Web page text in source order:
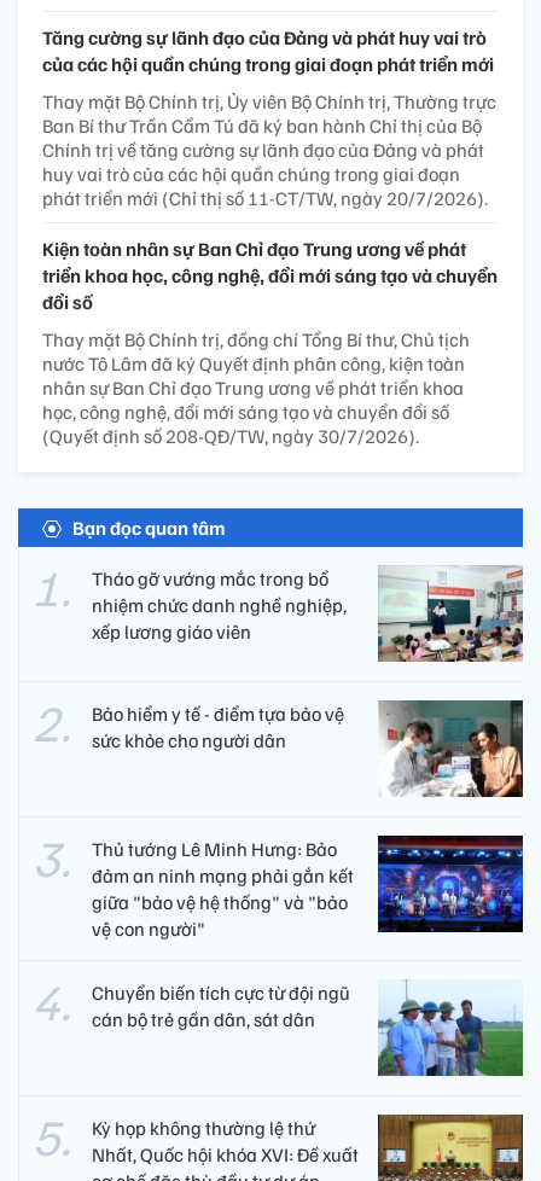
Tăng cường sự lãnh đạo của Đảng và phát huy vai trò
của các hội quần chúng trong giai đoạn phát triển mới
Thay mặt Bộ Chính trị, Ủy viên Bộ Chính trị, Thường trực
Ban Bí thư Trần Cẩm Tú đã ký ban hành Chỉ thị của Bộ
Chính trị về tăng cường sự lãnh đạo của Đảng và phát
huy vai trò của các hội quần chúng trong giai đoạn
phát triển mới (Chỉ thị số 11-CT/TW, ngày 20/7/2026).
Kiện toàn nhân sự Ban Chỉ đạo Trung ương về phát
triển khoa học, công nghệ, đổi mới sáng tạo và chuyển
đổi số
Thay mặt Bộ Chính trị, đồng chí Tổng Bí thư, Chủ tịch
nước Tô Lâm đã ký Quyết định phân công, kiện toàn
nhân sự Ban Chỉ đạo Trung ương về phát triển khoa
học, công nghệ, đổi mới sáng tạo và chuyển đổi số
(Quyết định số 208-QĐ/TW, ngày 30/7/2026).
Bạn đọc quan tâm
Tháo gỡ vướng mắc trong bổ
nhiệm chức danh nghề nghiệp,
xếp lương giáo viên
Bảo hiểm y tế - điểm tựa bảo vệ
sức khỏe cho người dân
Thủ tướng Lê Minh Hưng: Bảo
đảm an ninh mạng phải gắn kết
giữa "bảo vệ hệ thống" và "bảo
vệ con người"
Chuyển biến tích cực từ đội ngũ
cán bộ trẻ gần dân, sát dân
Kỳ họp không thường lệ thứ
Nhất, Quốc hội khóa XVI: Đề xuất